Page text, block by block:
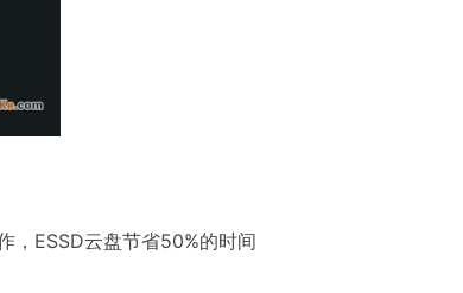
，ESSD云盘节省50%的时间